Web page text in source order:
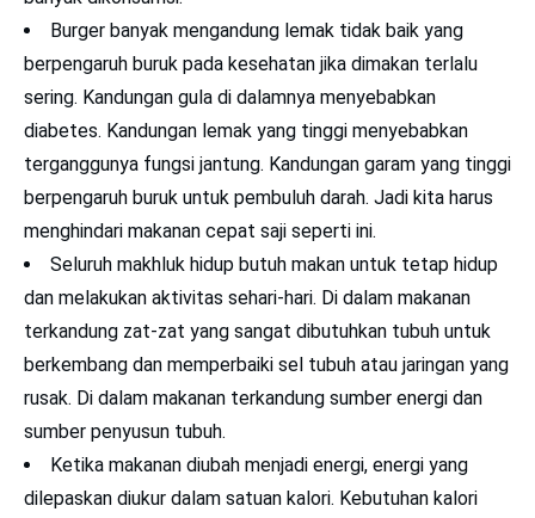
Burger banyak mengandung lemak tidak baik yang
berpengaruh buruk pada kesehatan jika dimakan terlalu
sering. Kandungan gula di dalamnya menyebabkan
diabetes. Kandungan lemak yang tinggi menyebabkan
terganggunya fungsi jantung. Kandungan garam yang tinggi
berpengaruh buruk untuk pembuluh darah. Jadi kita harus
menghindari makanan cepat saji seperti ini.
Seluruh makhluk hidup butuh makan untuk tetap hidup
dan melakukan aktivitas sehari-hari. Di dalam makanan
terkandung zat-zat yang sangat dibutuhkan tubuh untuk
berkembang dan memperbaiki sel tubuh atau jaringan yang
rusak. Di dalam makanan terkandung sumber energi dan
sumber penyusun tubuh.
Ketika makanan diubah menjadi energi, energi yang
dilepaskan diukur dalam satuan kalori. Kebutuhan kalori